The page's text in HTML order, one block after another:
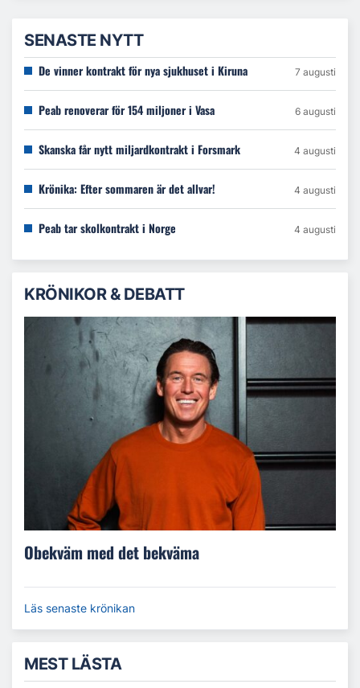
SENASTE NYTT
De vinner kontrakt för nya sjukhuset i Kiruna 7 augusti
Peab renoverar för 154 miljoner i Vasa 6 augusti
Skanska får nytt miljardkontrakt i Forsmark 4 augusti
Krönika: Efter sommaren är det allvar! 4 augusti
Peab tar skolkontrakt i Norge 4 augusti
KRÖNIKOR & DEBATT
Obekväm med det bekväma
Läs senaste krönikan
MEST LÄSTA